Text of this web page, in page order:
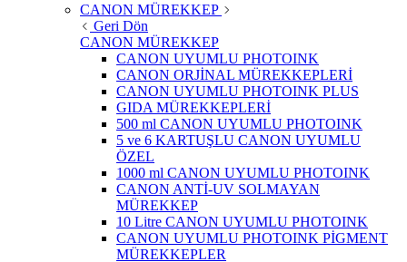
CANON MÜREKKEP
Geri Dön
CANON MÜREKKEP
CANON UYUMLU PHOTOINK
CANON ORJİNAL MÜREKKEPLERİ
CANON UYUMLU PHOTOINK PLUS
GIDA MÜREKKEPLERİ
500 ml CANON UYUMLU PHOTOINK
5 ve 6 KARTUŞLU CANON UYUMLU
ÖZEL
1000 ml CANON UYUMLU PHOTOINK
CANON ANTİ-UV SOLMAYAN
MÜREKKEP
10 Litre CANON UYUMLU PHOTOINK
CANON UYUMLU PHOTOINK PİGMENT
MÜREKKEPLER